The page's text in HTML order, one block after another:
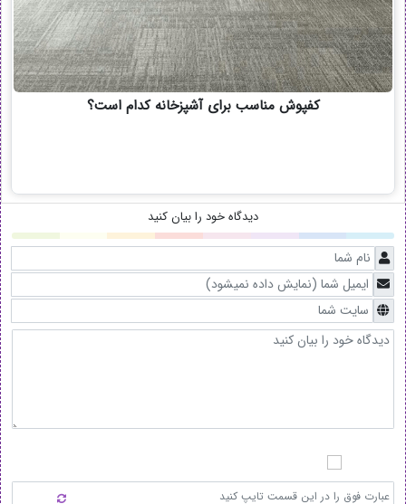
کفپوش مناسب برای آشپزخانه کدام است؟
دیدگاه خود را بیان کنید